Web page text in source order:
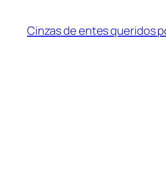
Cinzas de entes queridos